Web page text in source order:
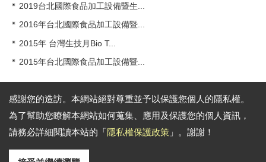
感謝您的造訪。本網站絕對尊重並予以保護您個人的隱私權。
為了幫助您瞭解本網站如何蒐集、應用及保護您的個人資訊，
請務必詳細閱讀本站的「隱私權保護政策 」。謝謝！
2019台北國際食品加工設備暨生...
2016年台北國際食品加工設備暨...
2015年 台灣生技月Bio T...
2015年台北國際食品加工設備暨...
電話: 886-4-24078277 傳真: 886-4-24078338